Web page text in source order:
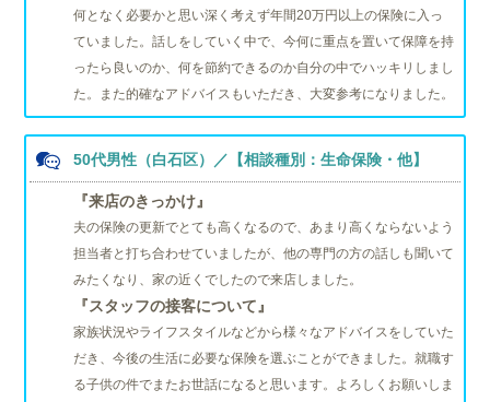
何となく必要かと思い深く考えず年間20万円以上の保険に入っ
ていました。話しをしていく中で、今何に重点を置いて保障を持
ったら良いのか、何を節約できるのか自分の中でハッキリしまし
た。また的確なアドバイスもいただき、大変参考になりました。
50代男性（白石区）／【相談種別：生命保険・他】
『来店のきっかけ』
夫の保険の更新でとても高くなるので、あまり高くならないよう
担当者と打ち合わせていましたが、他の専門の方の話しも聞いて
みたくなり、家の近くでしたので来店しました。
『スタッフの接客について』
家族状況やライフスタイルなどから様々なアドバイスをしていた
だき、今後の生活に必要な保険を選ぶことができました。就職す
る子供の件でまたお世話になると思います。よろしくお願いしま